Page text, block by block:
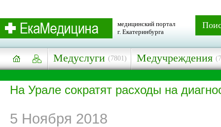
медицинский портал
г. Екатеринбурга
Медуслуги (7801) Медучреждения
На Урале сократят расходы на
5 Ноября 2018